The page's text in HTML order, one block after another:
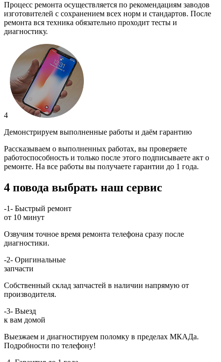
Процесс ремонта осуществляется по рекомендациям заводов
изготовителей с сохранением всех норм и стандартов. После
ремонта вся техника обязательно проходит тесты и
диагностику.
4
Демонстрируем выполненные работы и даём гарантию
Рассказываем о выполненных работах, вы проверяете
работоспособность и только после этого подписываете акт о
ремонте. На все работы вы получаете гарантии до 1 года.
4 повода выбрать наш сервис
-1- Быстрый ремонт
от 10 минут
Озвучим точное время ремонта телефона сразу после
диагностики.
-2- Оригинальные
запчасти
Собственный склад запчастей в наличии напрямую от
производителя.
-3- Выезд
к вам домой
Выезжаем и диагностируем поломку в пределах МКАДа.
Подробности по телефону!